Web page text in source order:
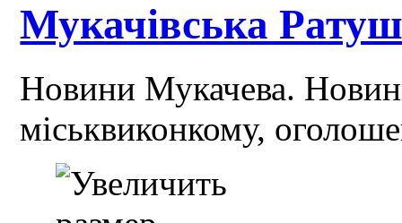
Мукачівська
Новини Мукачева.
міськвиконкому,